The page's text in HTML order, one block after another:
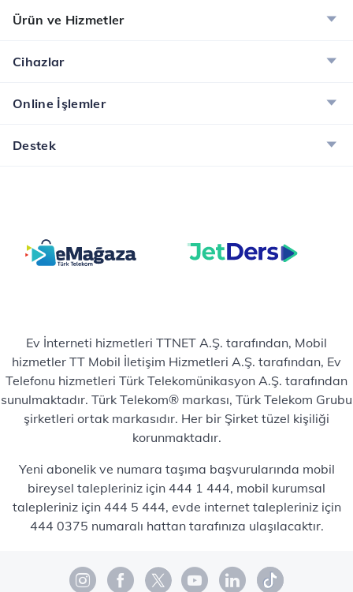
Ürün ve Hizmetler
Cihazlar
Online İşlemler
Destek
Ev İnterneti hizmetleri TTNET A.Ş. tarafından, Mobil
hizmetler TT Mobil İletişim Hizmetleri A.Ş. tarafından, Ev
Telefonu hizmetleri Türk Telekomünikasyon A.Ş. tarafından
sunulmaktadır. Türk Telekom® markası, Türk Telekom Grubu
şirketleri ortak markasıdır. Her bir Şirket tüzel kişiliği
korunmaktadır.
Yeni abonelik ve numara taşıma başvurularında mobil
bireysel talepleriniz için 444 1 444, mobil kurumsal
talepleriniz için 444 5 444, evde internet talepleriniz için
444 0375 numaralı hattan tarafınıza ulaşılacaktır.